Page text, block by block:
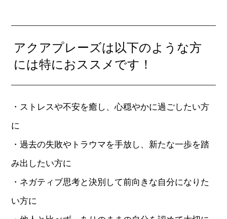
アクアプレーズは以下のような方
には特におススメです！
・ストレスや不安を癒し、心穏やかに過ごしたい方
に
・過去の失敗やトラウマを手放し、新たな一歩を踏
み出したい方に
・ネガティブ思考と決別して前向きな自分になりた
い方に